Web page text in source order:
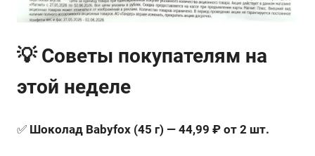
💡 Советы покупателям на
этой неделе
✅ Шоколад Babyfox (45 г) — 44,99 ₽ от 2 шт.